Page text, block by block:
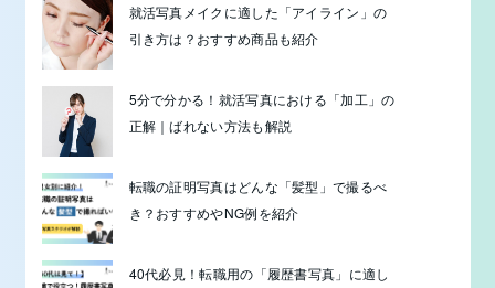
就活写真メイクに適した「アイライン」の
引き方は？おすすめ商品も紹介
5分で分かる！就活写真における「加工」の
正解｜ばれない方法も解説
転職の証明写真はどんな「髪型」で撮るべ
き？おすすめやNG例を紹介
40代必見！転職用の「履歴書写真」に適し